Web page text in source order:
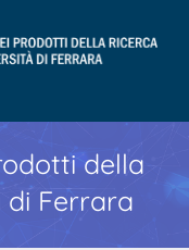
della
di Ferrara